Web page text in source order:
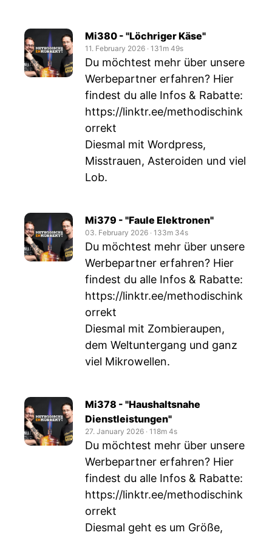
Mi380 - "Löchriger Käse"
11. February 2026 ‧ 131m 49s
Du möchtest mehr über unsere
Werbepartner erfahren? Hier
findest du alle Infos & Rabatte:
https://linktr.ee/methodischink
orrekt
Diesmal mit Wordpress,
Misstrauen, Asteroiden und viel
Lob.
Mi379 - "Faule Elektronen"
03. February 2026 ‧ 133m 34s
Du möchtest mehr über unsere
Werbepartner erfahren? Hier
findest du alle Infos & Rabatte:
https://linktr.ee/methodischink
orrekt
Diesmal mit Zombieraupen,
dem Weltuntergang und ganz
viel Mikrowellen.
Mi378 - "Haushaltsnahe
Dienstleistungen"
27. January 2026 ‧ 118m 4s
Du möchtest mehr über unsere
Werbepartner erfahren? Hier
findest du alle Infos & Rabatte:
https://linktr.ee/methodischink
orrekt
Diesmal geht es um Größe,